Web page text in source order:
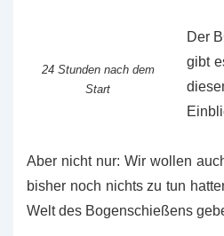
24 Stunden nach dem
Start
Der
gibt
Aber nicht nur: Wir wollen
bisher noch nichts zu tun
Welt des Bogenschießens